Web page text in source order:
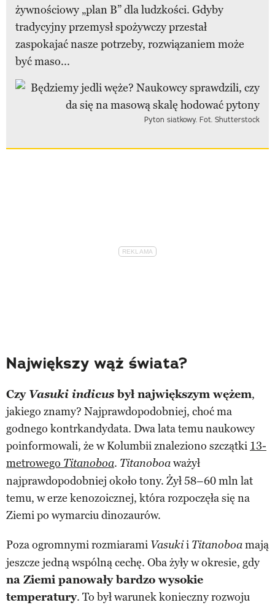
żywnościowy „plan B” dla ludzkości. Gdyby
tradycyjny przemysł spożywczy przestał
zaspokajać nasze potrzeby, rozwiązaniem może
być maso...
Pyton siatkowy. Fot. Shutterstock
Największy wąż świata?
Czy Vasuki indicusbył największym wężem,
jakiego znamy? Najprawdopodobniej, choć ma
godnego kontrkandydata. Dwa lata temu naukowcy
poinformowali, że w Kolumbii znaleziono szczątki 13-
metrowego Titanoboa. Titanoboaważył
najprawdopodobniej około tony. Żył 58–60 mln lat
temu, w erze kenozoicznej, która rozpoczęła się na
Ziemi po wymarciu dinozaurów.
Poza ogromnymi rozmiarami Vasukii Titanoboamają
jeszcze jedną wspólną cechę. Oba żyły w okresie, gdy
na Ziemi panowały bardzo wysokie
temperatury. To był warunek konieczny rozwoju